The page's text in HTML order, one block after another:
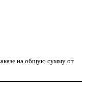
на общую сумму от